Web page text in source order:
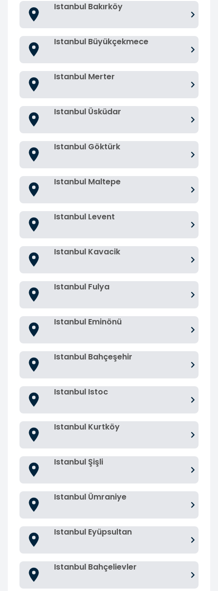
Istanbul Bakırköy
Istanbul Büyükçekmece
Istanbul Merter
Istanbul Üsküdar
Istanbul Göktürk
Istanbul Maltepe
Istanbul Levent
Istanbul Kavacik
Istanbul Fulya
Istanbul Eminönü
Istanbul Bahçeşehir
Istanbul Istoc
Istanbul Kurtköy
Istanbul Şişli
Istanbul Ümraniye
Istanbul Eyüpsultan
Istanbul Bahçelievler